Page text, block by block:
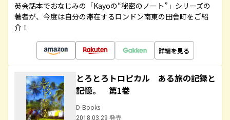
英会話本でおなじみの「Kayoの“秘密のノート”」シリーズの
著者が、今度は自分の滞在するロンドン南東の田舎町をご紹
介！
詳細を見る
とろとろトロピカル ある旅の記録と
記憶。 第1巻
D-Books
2018.03.29 発売